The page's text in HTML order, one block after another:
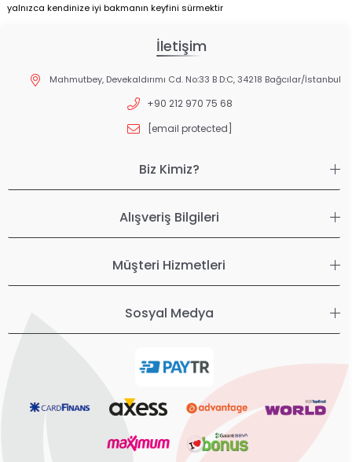
yalnızca kendinize iyi bakmanın keyfini sürmektir
İletişim
Mahmutbey, Devekaldırımı Cd. No:33 B D:C, 34218 Bağcılar/İstanbul
+90 212 970 75 68
[email protected]
Biz Kimiz?
Alışveriş Bilgileri
Müşteri Hizmetleri
Sosyal Medya